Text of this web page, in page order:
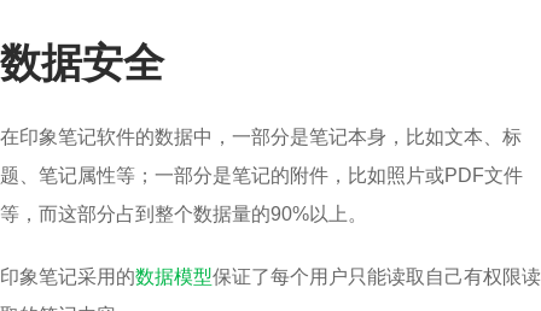
数据安全
在印象笔记软件的数据中，一部分是笔记本身，比如文本、标
题、笔记属性等；一部分是笔记的附件，比如照片或PDF文件
等，而这部分占到整个数据量的90%以上。
印象笔记采用的数据模型保证了每个用户只能读取自己有权限读